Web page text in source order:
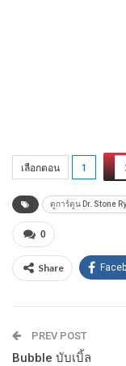
เลือกตอน 1
ดูการ์ตูน Dr. Stone
0
Share
PREV POST
Bubble บับเบิ้ล